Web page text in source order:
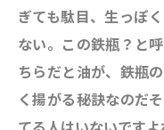
ぎても駄目、生っぽ
ない。この鉄瓶？と
ちらだと油が、鉄瓶
く揚がる秘訣なのだ